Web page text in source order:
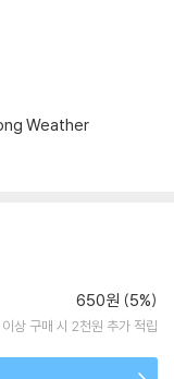
Weather
650원 (5%)
상 구매 시 2천원 추가 적립